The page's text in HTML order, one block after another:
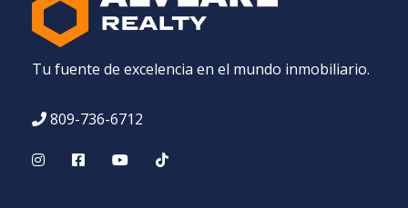
Tu fuente de excelencia en el mundo inmobiliario.
809-736-6712